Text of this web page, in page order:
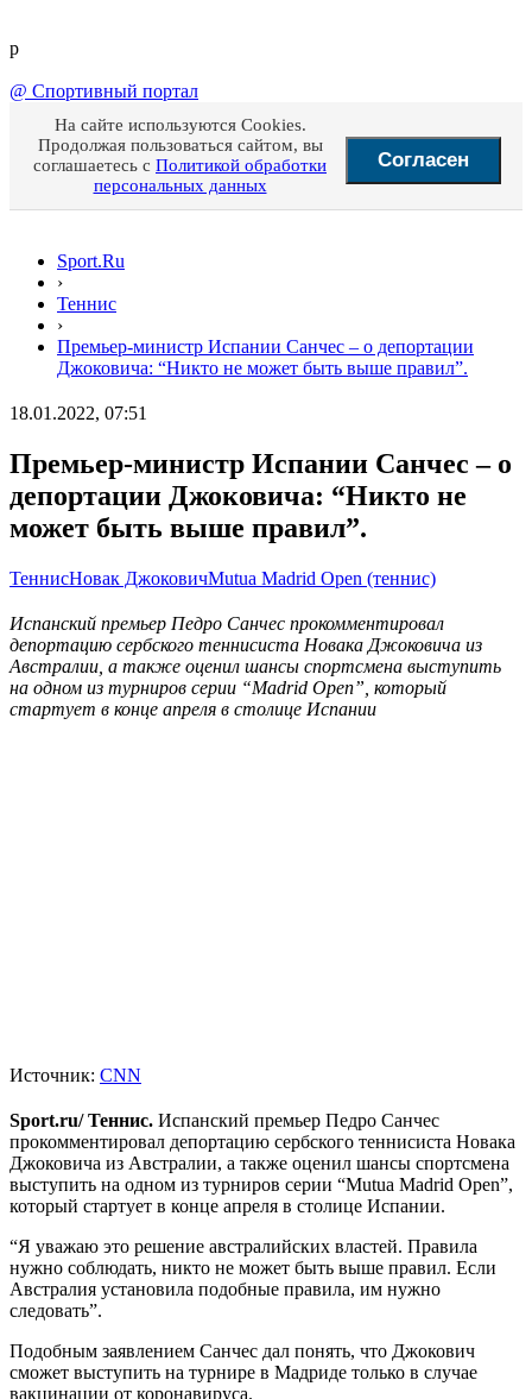
p
@ Спортивный портал
На сайте используются Cookies.
Продолжая пользоваться сайтом, вы
соглашаетесь с Политикой обработки
персональных данных
Согласен
Sport.Ru
›
Теннис
›
Премьер-министр Испании Санчес – о депортации
Джоковича: “Никто не может быть выше правил”.
18.01.2022, 07:51
Премьер-министр Испании Санчес – о
депортации Джоковича: “Никто не
может быть выше правил”.
ТеннисНовак ДжоковичMutua Madrid Open (теннис)
Испанский премьер Педро Санчес прокомментировал
депортацию сербского теннисиста Новака Джоковича из
Австралии, а также оценил шансы спортсмена выступить
на одном из турниров серии “Madrid Open”, который
стартует в конце апреля в столице Испании
Источник: CNN
Sport.ru/ Теннис. Испанский премьер Педро Санчес
прокомментировал депортацию сербского теннисиста Новака
Джоковича из Австралии, а также оценил шансы спортсмена
выступить на одном из турниров серии “Mutua Madrid Open”,
который стартует в конце апреля в столице Испании.
“Я уважаю это решение австралийских властей. Правила
нужно соблюдать, никто не может быть выше правил. Если
Австралия установила подобные правила, им нужно
следовать”.
Подобным заявлением Санчес дал понять, что Джокович
сможет выступить на турнире в Мадриде только в случае
вакцинации от коронавируса.